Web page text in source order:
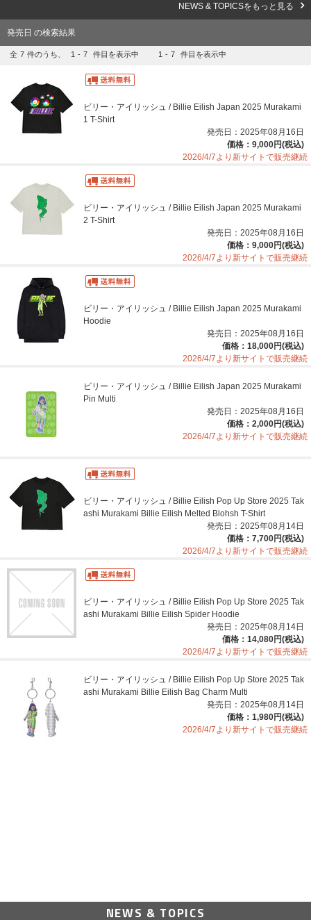
NEWS & TOPICSをもっと見る
発売日 の検索結果
全 7 件のうち、 1 - 7 件目を表示中 1 - 7 件目を表示中
ビリー・アイリッシュ / Billie Eilish Japan 2025 Murakami
1 T-Shirt
発売日：2025年08月16日
価格：9,000円(税込)
2026/4/7より新サイトで販売継続
ビリー・アイリッシュ / Billie Eilish Japan 2025 Murakami
2 T-Shirt
発売日：2025年08月16日
価格：9,000円(税込)
2026/4/7より新サイトで販売継続
ビリー・アイリッシュ / Billie Eilish Japan 2025 Murakami
Hoodie
発売日：2025年08月16日
価格：18,000円(税込)
2026/4/7より新サイトで販売継続
ビリー・アイリッシュ / Billie Eilish Japan 2025 Murakami
Pin Multi
発売日：2025年08月16日
価格：2,000円(税込)
2026/4/7より新サイトで販売継続
ビリー・アイリッシュ / Billie Eilish Pop Up Store 2025 Tak
ashi Murakami Billie Eilish Melted Blohsh T-Shirt
発売日：2025年08月14日
価格：7,700円(税込)
2026/4/7より新サイトで販売継続
ビリー・アイリッシュ / Billie Eilish Pop Up Store 2025 Tak
ashi Murakami Billie Eilish Spider Hoodie
発売日：2025年08月14日
価格：14,080円(税込)
2026/4/7より新サイトで販売継続
ビリー・アイリッシュ / Billie Eilish Pop Up Store 2025 Tak
ashi Murakami Billie Eilish Bag Charm Multi
発売日：2025年08月14日
価格：1,980円(税込)
2026/4/7より新サイトで販売継続
NEWS & TOPICS